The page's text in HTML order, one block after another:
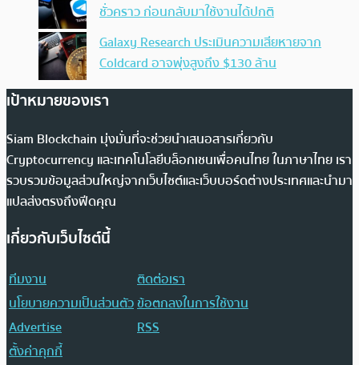
ชั่วคราว ก่อนกลับมาใช้งานได้ปกติ
Galaxy Research ประเมินความเสียหายจาก
Coldcard อาจพุ่งสูงถึง $130 ล้าน
เป้าหมายของเรา
Siam Blockchain มุ่งมั่นที่จะช่วยนำเสนอสารเกี่ยวกับ
Cryptocurrency และเทคโนโลยีบล็อกเชนเพื่อคนไทย ในภาษาไทย เรา
รวบรวมข้อมูลส่วนใหญ่จากเว็บไซต์และเว็บบอร์ดต่างประเทศและนำมา
แปลส่งตรงถึงฟีดคุณ
เกี่ยวกับเว็บไซต์นี้
ทีมงาน
ติดต่อเรา
นโยบายความเป็นส่วนตัวข้อตกลงในการใช้งาน
Advertise
RSS
ตั้งค่าคุกกี้